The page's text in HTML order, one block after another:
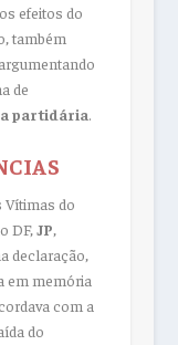
efeitos do
também
de
partidária.
Vítimas do
DF,JP,
declaração,
em memória
com a
do